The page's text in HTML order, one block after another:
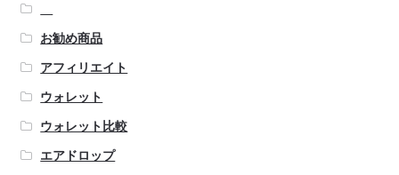
お勧め商品
アフィリエイト
ウォレット
ウォレット比較
エアドロップ